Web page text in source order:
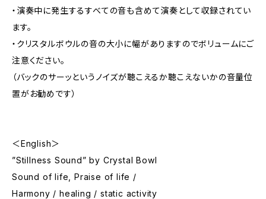
・演奏中に発生するすべての音も含めて演奏として収録されてい
ます。
・クリスタルボウルの音の大小に幅がありますのでボリュームにご
注意ください。
（バックのサーッというノイズが聴こえるか聴こえないかの音量位
置がお勧めです）
＜English＞
”Stillness Sound” by Crystal Bowl
Sound of life, Praise of life /
Harmony / healing / static activity